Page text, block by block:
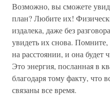
Возможно, вы сможете
план? Любите их!
издалека, даже без
увидеть их снова.
на расстоянии, и она будет
Это энергия, посланная в
благодаря тому факту, что
связаны все время.